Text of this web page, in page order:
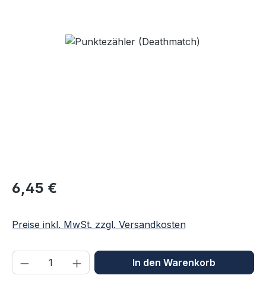
Bildergalerie überspringen
Regulärer Preis:
6,45 €
Preise inkl. MwSt. zzgl. Versandkosten
Produkt Anzahl: Gib denIn den Warenkorb